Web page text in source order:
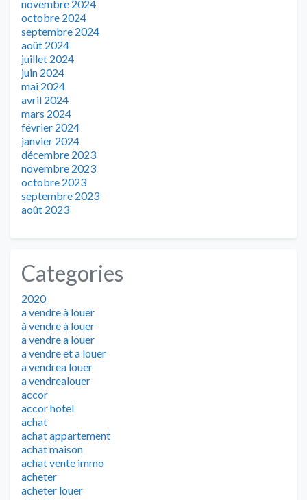
novembre 2024
octobre 2024
septembre 2024
août 2024
juillet 2024
juin 2024
mai 2024
avril 2024
mars 2024
février 2024
janvier 2024
décembre 2023
novembre 2023
octobre 2023
septembre 2023
août 2023
Categories
2020
a vendre à louer
à vendre à louer
a vendre a louer
a vendre et a louer
a vendrea louer
a vendrealouer
accor
accor hotel
achat
achat appartement
achat maison
achat vente immo
acheter
acheter louer